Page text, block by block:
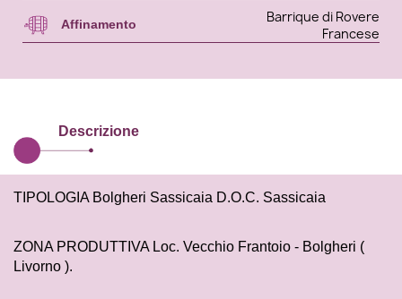
Affinamento
Barrique di Rovere
Francese
Descrizione
TIPOLOGIA Bolgheri Sassicaia D.O.C. Sassicaia
ZONA PRODUTTIVA Loc. Vecchio Frantoio - Bolgheri (
Livorno ).